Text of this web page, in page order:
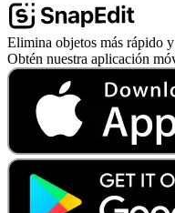
Elimina objetos más rápido
Obtén nuestra aplicación